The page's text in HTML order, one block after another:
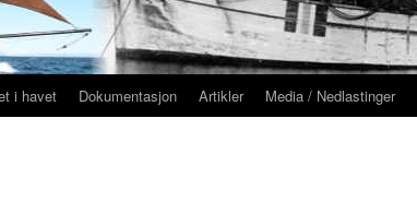
i havet Dokumentasjon Artikler Media / Nedlastinger